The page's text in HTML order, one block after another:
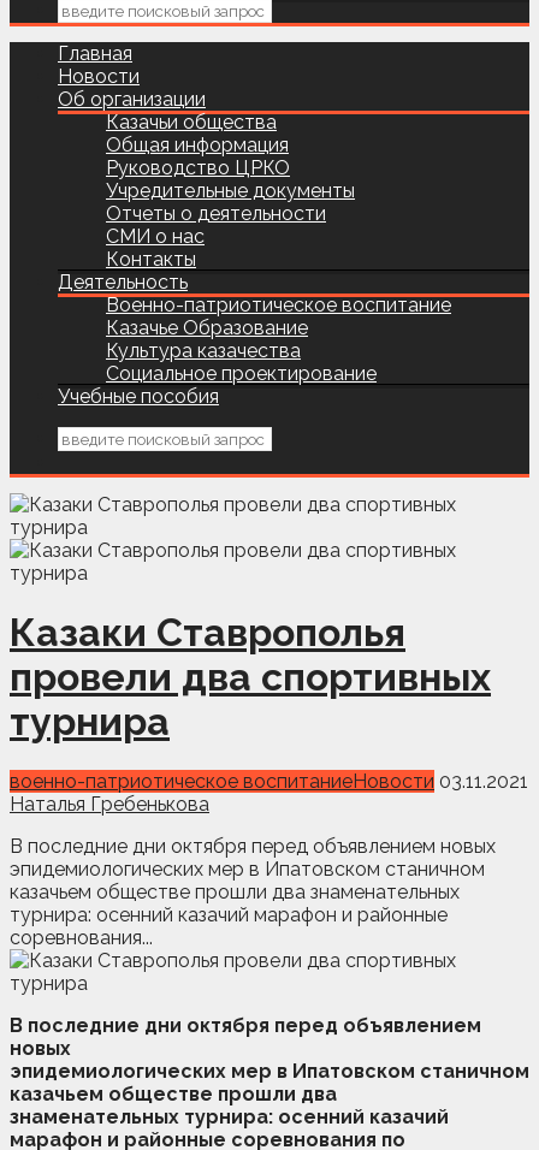
Главная
Новости
Об организации
Казачьи общества
Общая информация
Руководство ЦРКО
Учредительные документы
Отчеты о деятельности
СМИ о нас
Контакты
Деятельность
Военно-патриотическое воспитание
Казачье Образование
Культура казачества
Социальное проектирование
Учебные пособия
Казаки Ставрополья
провели два спортивных
турнира
военно-патриотическое воспитаниеНовости 03.11.2021
Наталья Гребенькова
В последние дни октября перед объявлением новых
эпидемиологических мер в Ипатовском станичном
казачьем обществе прошли два знаменательных
турнира: осенний казачий марафон и районные
соревнования...
В последние дни октября перед объявлением
новых
эпидемиологических мер в Ипатовском станичном
казачьем обществе прошли два
знаменательных турнира: осенний казачий
марафон и районные соревнования по